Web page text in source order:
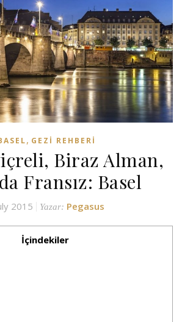
, GEZI REHBERI
Biraz Alman,
Fransız: Basel
2015 Yazar: Pegasus
İçindekiler